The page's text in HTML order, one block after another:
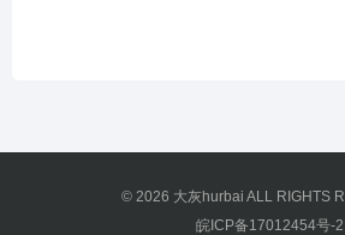
© 2026 大灰hurbai ALL RIGHTS
皖ICP备17012454号-2